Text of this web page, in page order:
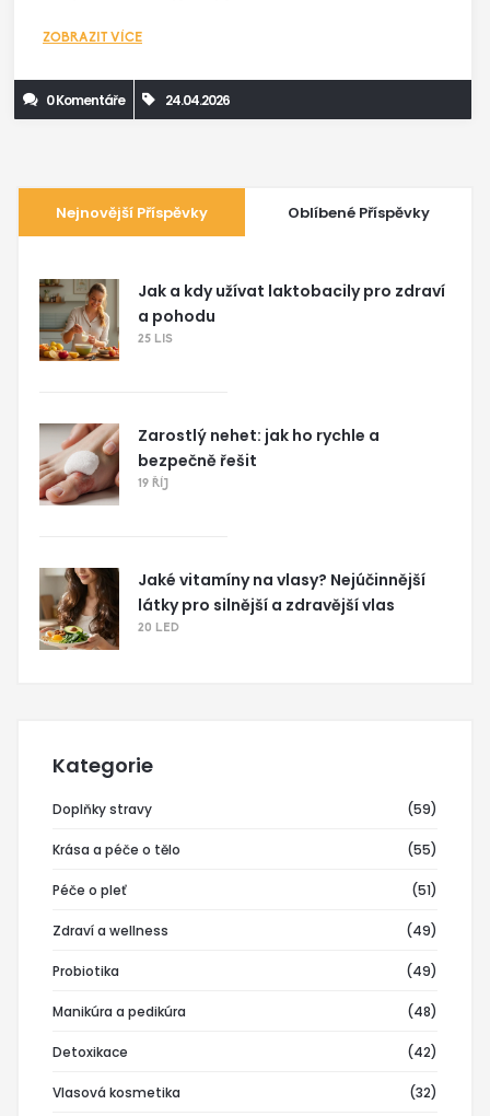
ZOBRAZIT VÍCE
0 Komentáře 24.04.2026
Nejnovější Příspěvky Oblíbené Příspěvky
Jak a kdy užívat laktobacily pro zdraví
a pohodu
25 LIS
Zarostlý nehet: jak ho rychle a
bezpečně řešit
19 ŘÍJ
Jaké vitamíny na vlasy? Nejúčinnější
látky pro silnější a zdravější vlas
20 LED
Kategorie
Doplňky stravy (59)
Krása a péče o tělo (55)
Péče o pleť (51)
Zdraví a wellness (49)
Probiotika (49)
Manikúra a pedikúra (48)
Detoxikace (42)
Vlasová kosmetika (32)